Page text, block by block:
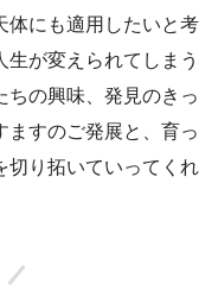
体にも適用したいと考
生が変えられてしまう
ちの興味、発見のきっ
ますのご発展と、育っ
切り拓いていってくれ